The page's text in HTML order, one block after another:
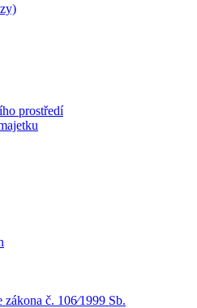
prostředí
č. 106⁄1999 Sb.